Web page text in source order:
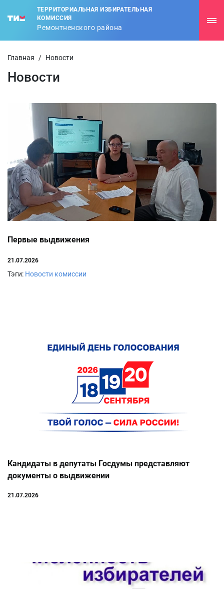
ТЕРРИТОРИАЛЬНАЯ ИЗБИРАТЕЛЬНАЯ
КОМИССИЯ
Ремонтненского района
Главная / Новости
Новости
Первые выдвижения
21.07.2026
Тэги: Новости комиссии
Кандидаты в депутаты Госдумы представляют
документы о выдвижении
21.07.2026